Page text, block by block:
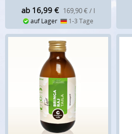
ab 16,99 € 169,90 € / l
auf Lager 1-3 Tage